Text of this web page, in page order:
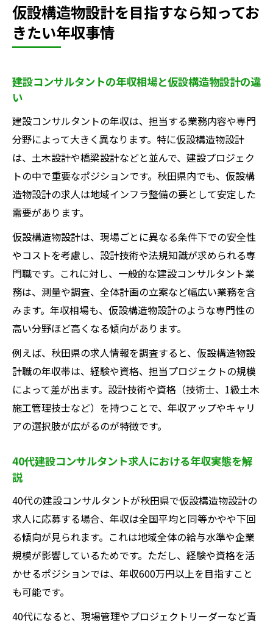
仮設構造物設計を目指すなら知ってお
きたい年収事情
建設コンサルタントの年収相場と仮設構造物設計の違
い
建設コンサルタントの年収は、担当する業務内容や専門
分野によって大きく異なります。特に仮設構造物設計
は、土木設計や橋梁設計などと並んで、建設プロジェク
トの中で重要なポジションです。秋田県内でも、仮設構
造物設計の求人は地域インフラ整備の要として安定した
需要があります。
仮設構造物設計は、現場ごとに異なる条件下での安全性
やコストを考慮し、設計技術や法規知識が求められる専
門職です。これに対し、一般的な建設コンサルタント業
務は、測量や調査、全体計画の立案など幅広い業務を含
みます。年収相場も、仮設構造物設計のような専門性の
高い分野ほど高くなる傾向があります。
例えば、秋田県の求人情報を調査すると、仮設構造物設
計職の年収帯は、経験や資格、担当プロジェクトの規模
によって差が出ます。設計技術や資格（技術士、1級土木
施工管理技士など）を持つことで、年収アップやキャリ
アの選択肢が広がるのが特徴です。
40代建設コンサルタント求人における年収実態を解
説
40代の建設コンサルタントが秋田県で仮設構造物設計の
求人に応募する場合、年収は全国平均と同等かやや下回
る傾向が見られます。これは地域全体の給与水準や企業
規模が影響しているためです。ただし、経験や資格を活
かせるポジションでは、年収600万円以上を目指すこと
も可能です。
40代になると、現場管理やプロジェクトリーダーなど責